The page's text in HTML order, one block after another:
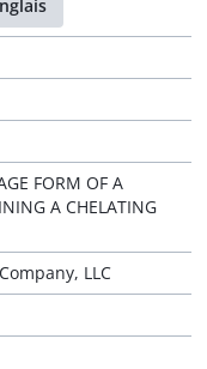
FORM OF A
A CHELATING
LLC